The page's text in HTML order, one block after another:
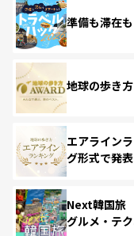
準備も滞在
地球の歩き
エアライン
グ形式で発表
Next韓国旅
グルメ・テ